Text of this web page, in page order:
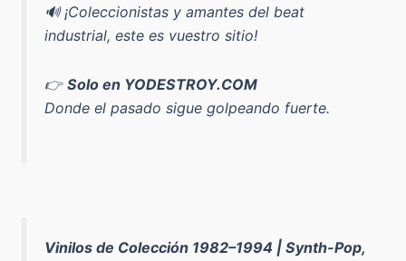
🔊 ¡Coleccionistas y amantes del beat
industrial, este es vuestro sitio!
👉Solo en YODESTROY.COM
Donde el pasado sigue golpeando fuerte.
Vinilos de Colección 1982–1994 | Synth-Pop,